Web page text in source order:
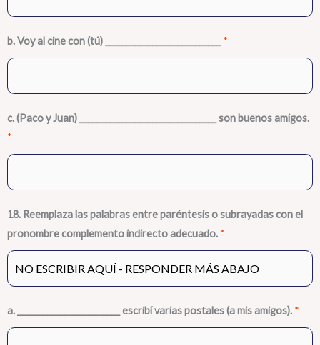
b. Voy al cine con (tú) ___________________________ *
c. (Paco y Juan) ________________________________ son buenos amigos.
*
18. Reemplaza las palabras entre paréntesis o subrayadas con el
pronombre complemento indirecto adecuado. *
a. ________________________ escribí varias postales (a mis amigos). *